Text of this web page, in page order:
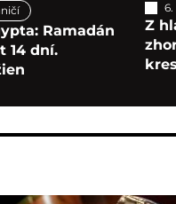
Ramadán
14 dní.
Z